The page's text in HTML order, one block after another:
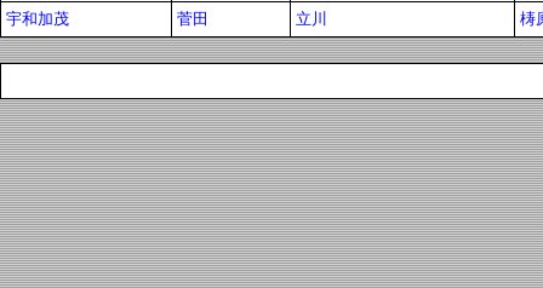
宇和加茂
菅田 立川 梼